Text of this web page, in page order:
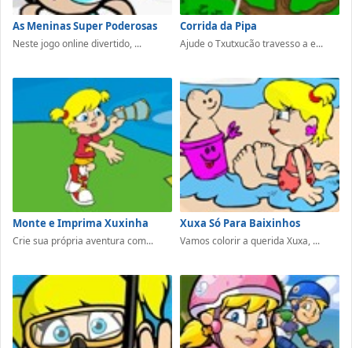
As Meninas Super Poderosas
Neste jogo online divertido, ...
Corrida da Pipa
Ajude o Txutxucão travesso a e...
Monte e Imprima Xuxinha
Crie sua própria aventura com...
Xuxa Só Para Baixinhos
Vamos colorir a querida Xuxa, ...